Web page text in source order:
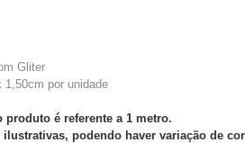
Gliter
1,50cm por unidade
produto é referente a 1 metro.
ilustrativas, podendo haver variação de